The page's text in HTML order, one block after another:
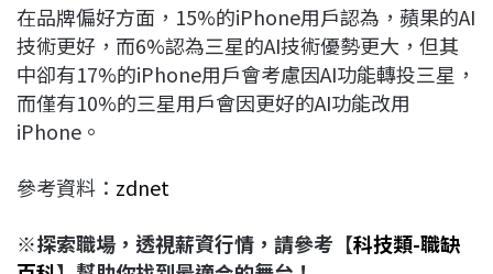
在品牌偏好方面，15%的iPhone用戶認為，蘋果的AI
技術更好，而6%認為三星的AI技術優勢更大，但其
中卻有17%的iPhone用戶會考慮因AI功能轉投三星，
而僅有10%的三星用戶會因更好的AI功能改用
iPhone。
參考資料： zdnet
※探索職場，透視薪資行情，請參考【科技類-職缺